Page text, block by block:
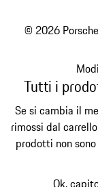
© 2026
Tutti i
Se si cambia il
rimossi dal
prodotti non